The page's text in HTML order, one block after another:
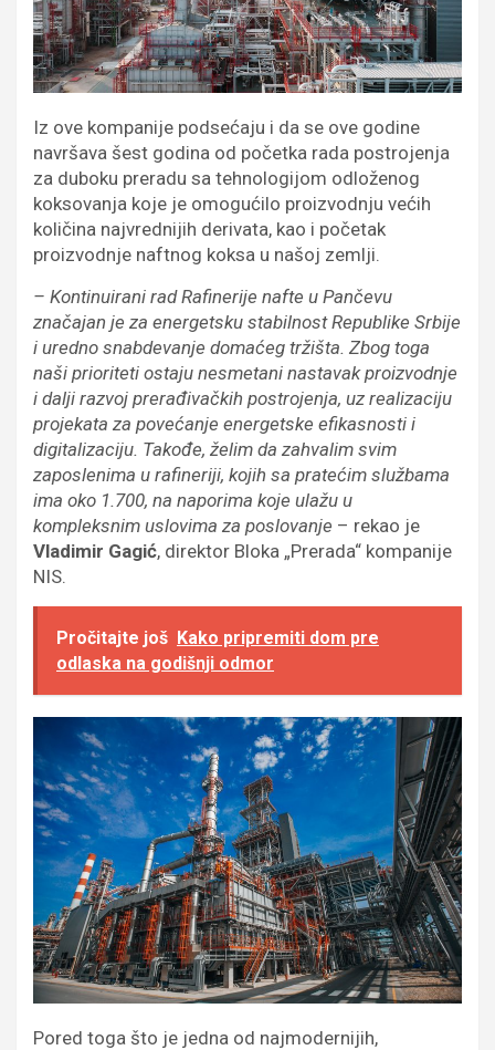
Iz ove kompanije podsećaju i da se ove godine
navršava šest godina od početka rada postrojenja
za duboku preradu sa tehnologijom odloženog
koksovanja koje je omogućilo proizvodnju većih
količina najvrednijih derivata, kao i početak
proizvodnje naftnog koksa u našoj zemlji.
– Kontinuirani rad Rafinerije nafte u Pančevu
značajan je za energetsku stabilnost Republike Srbije
i uredno snabdevanje domaćeg tržišta. Zbog toga
naši prioriteti ostaju nesmetani nastavak proizvodnje
i dalji razvoj prerađivačkih postrojenja, uz realizaciju
projekata za povećanje energetske efikasnosti i
digitalizaciju. Takođe, želim da zahvalim svim
zaposlenima u rafineriji, kojih sa pratećim službama
ima oko 1.700, na naporima koje ulažu u
kompleksnim uslovima za poslovanje – rekao je
Vladimir Gagić, direktor Bloka „Prerada“ kompanije
NIS.
Pročitajte još Kako pripremiti dom pre
odlaska na godišnji odmor
Pored toga što je jedna od najmodernijih,